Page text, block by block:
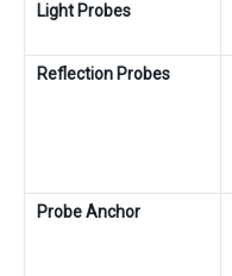
Light Probes
Reflection Probes
Probe Anchor